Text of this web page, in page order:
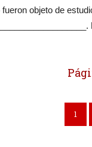
objeto de
1